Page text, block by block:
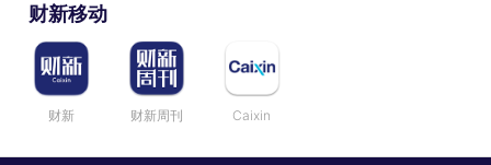
财新移动
财新 财新周刊 Caixin